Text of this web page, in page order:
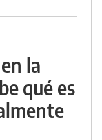
la
qué es